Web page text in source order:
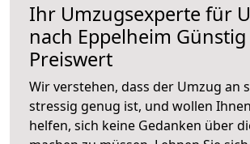
Ihr Umzugsexperte für
nach Eppelheim
Preiswert
Wir verstehen, dass der Umzug an
stressig genug ist, und wollen
helfen, sich keine Gedanken über